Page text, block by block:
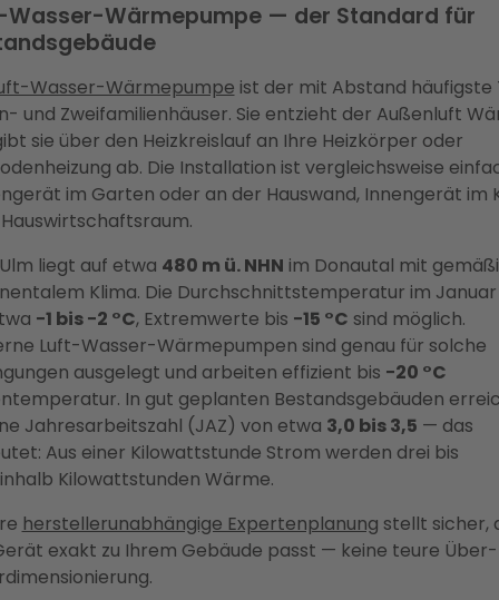
Wärmepumpe — der Standard für
Wasser-Wärmepumpe ist der mit Abstand häufigste
und Zweifamilienhäuser. Sie entzieht der Außenluft
sie über den Heizkreislauf an Ihre Heizkörper oder
ab. Die Installation ist vergleichsweise
im Garten oder an der Hauswand, Innengerät im
liegt auf etwa 480 m ü. NHN im Donautal mit
Klima. Die Durchschnittstemperatur im
−1 bis −2 °C, Extremwerte bis −15 °C sind möglich.
Luft-Wasser-Wärmepumpen sind genau für solche
ausgelegt und arbeiten effizient bis −20 °C
In gut geplanten Bestandsgebäuden
Jahresarbeitszahl (JAZ) von etwa 3,0 bis 3,5 — das
Aus einer Kilowattstunde Strom werden drei bis
Kilowattstunden Wärme.
herstellerunabhängige Expertenplanung stellt sicher,
exakt zu Ihrem Gebäude passt — keine teure